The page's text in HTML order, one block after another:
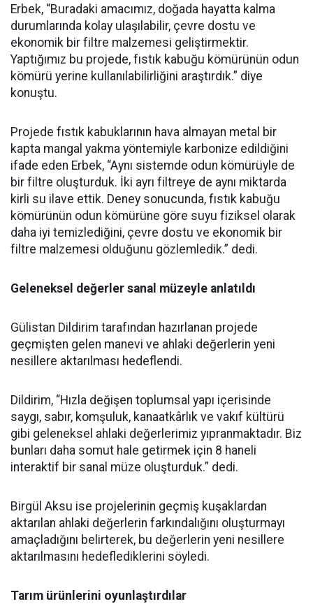
Erbek, “Buradaki amacımız, doğada hayatta kalma
durumlarında kolay ulaşılabilir, çevre dostu ve
ekonomik bir filtre malzemesi geliştirmektir.
Yaptığımız bu projede, fıstık kabuğu kömürünün odun
kömürü yerine kullanılabilirliğini araştırdık.” diye
konuştu.
Projede fıstık kabuklarının hava almayan metal bir
kapta mangal yakma yöntemiyle karbonize edildiğini
ifade eden Erbek, “Aynı sistemde odun kömürüyle de
bir filtre oluşturduk. İki ayrı filtreye de aynı miktarda
kirli su ilave ettik. Deney sonucunda, fıstık kabuğu
kömürünün odun kömürüne göre suyu fiziksel olarak
daha iyi temizlediğini, çevre dostu ve ekonomik bir
filtre malzemesi olduğunu gözlemledik.” dedi.
Geleneksel değerler sanal müzeyle anlatıldı
Gülistan Dildirim tarafından hazırlanan projede
geçmişten gelen manevi ve ahlaki değerlerin yeni
nesillere aktarılması hedeflendi.
Dildirim, “Hızla değişen toplumsal yapı içerisinde
saygı, sabır, komşuluk, kanaatkârlık ve vakıf kültürü
gibi geleneksel ahlaki değerlerimiz yıpranmaktadır. Biz
bunları daha somut hale getirmek için 8 haneli
interaktif bir sanal müze oluşturduk.” dedi.
Birgül Aksu ise projelerinin geçmiş kuşaklardan
aktarılan ahlaki değerlerin farkındalığını oluşturmayı
amaçladığını belirterek, bu değerlerin yeni nesillere
aktarılmasını hedeflediklerini söyledi.
Tarım ürünlerini oyunlaştırdılar